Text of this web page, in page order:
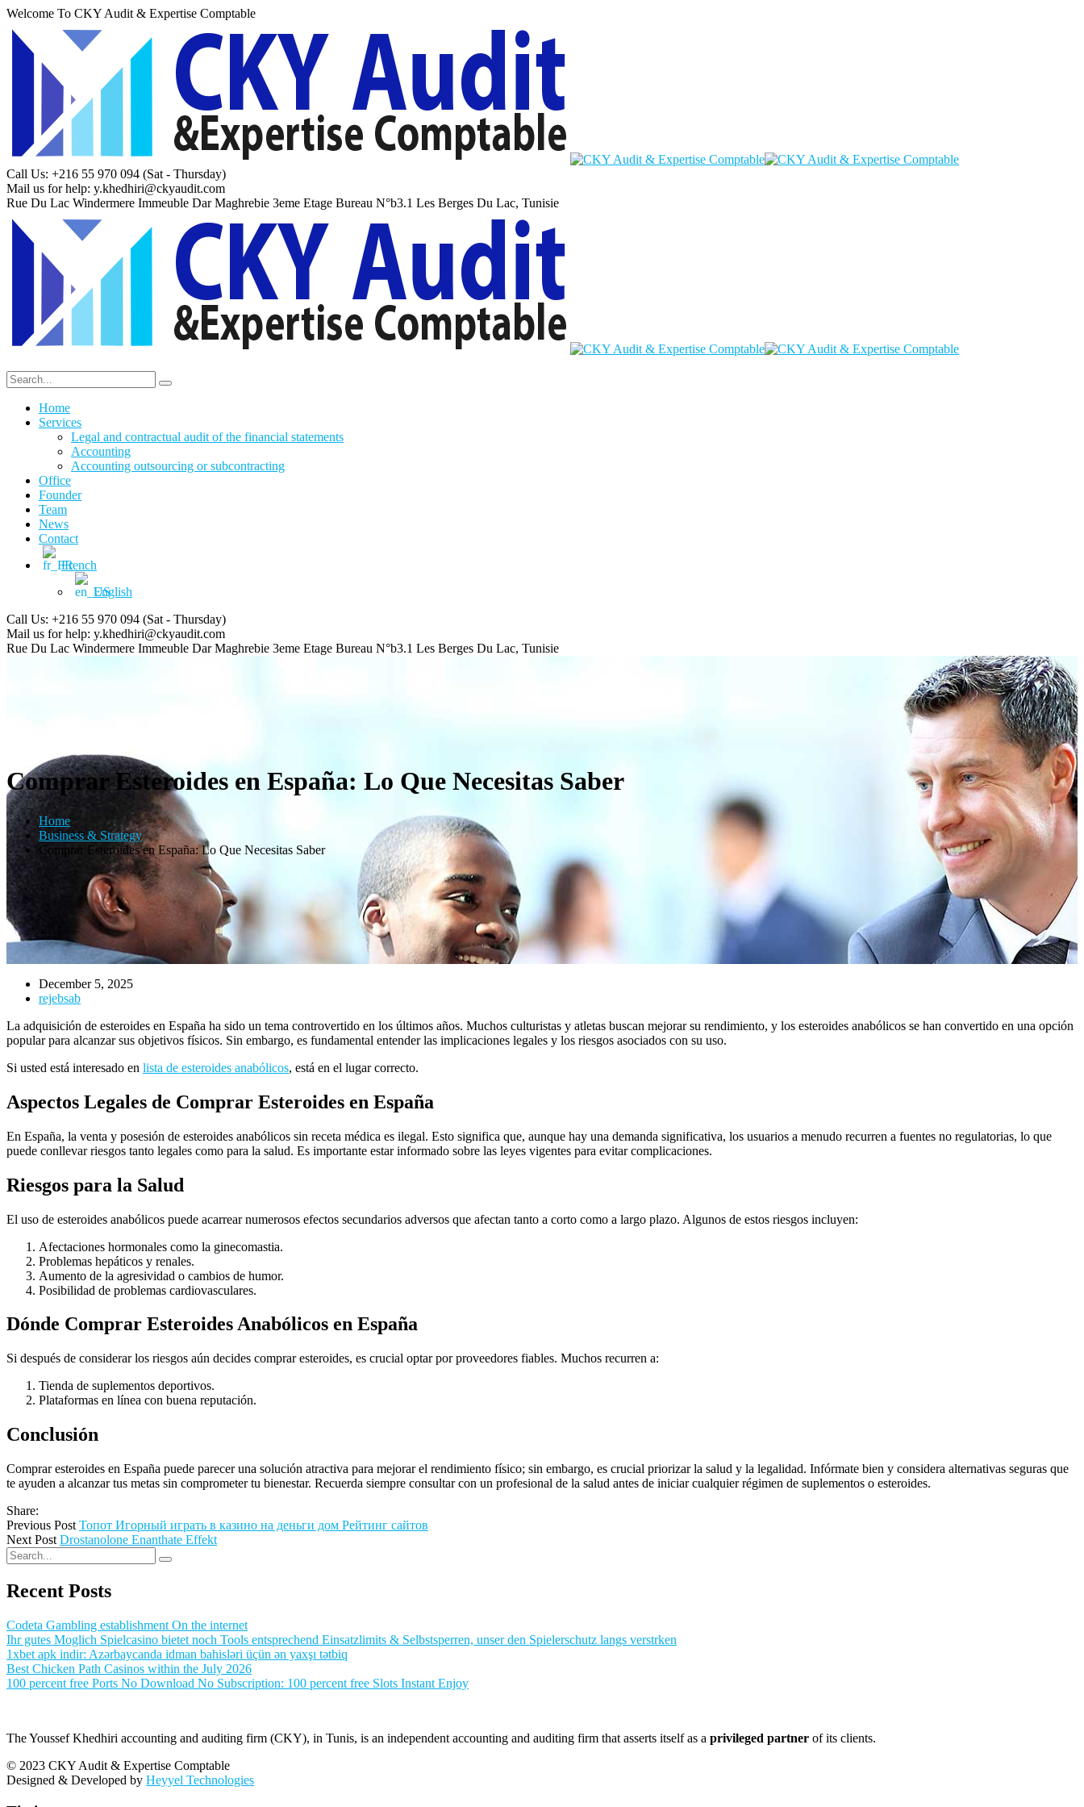
Welcome To CKY Audit & Expertise Comptable
Call Us: +216 55 970 094 (Sat - Thursday)
Mail us for help: y.khedhiri@ckyaudit.com
Rue Du Lac Windermere Immeuble Dar Maghrebie 3eme Etage Bureau N°b3.1 Les Berges Du Lac, Tunisie
Home
Services
Legal and contractual audit of the financial statements
Accounting
Accounting outsourcing or subcontracting
Office
Founder
Team
News
Contact
French
English
Call Us: +216 55 970 094 (Sat - Thursday)
Mail us for help: y.khedhiri@ckyaudit.com
Rue Du Lac Windermere Immeuble Dar Maghrebie 3eme Etage Bureau N°b3.1 Les Berges Du Lac, Tunisie
Comprar Esteroides en España: Lo Que Necesitas Saber
Home
Business & Strategy
Comprar Esteroides en España: Lo Que Necesitas Saber
December 5, 2025
rejebsab
La adquisición de esteroides en España ha sido un tema controvertido en los últimos años. Muchos culturistas y atletas buscan mejorar su rendimiento, y los esteroides anabólicos se han convertido en una opción
popular para alcanzar sus objetivos físicos. Sin embargo, es fundamental entender las implicaciones legales y los riesgos asociados con su uso.
Si usted está interesado en lista de esteroides anabólicos, está en el lugar correcto.
Aspectos Legales de Comprar Esteroides en España
En España, la venta y posesión de esteroides anabólicos sin receta médica es ilegal. Esto significa que, aunque hay una demanda significativa, los usuarios a menudo recurren a fuentes no regulatorias, lo que
puede conllevar riesgos tanto legales como para la salud. Es importante estar informado sobre las leyes vigentes para evitar complicaciones.
Riesgos para la Salud
El uso de esteroides anabólicos puede acarrear numerosos efectos secundarios adversos que afectan tanto a corto como a largo plazo. Algunos de estos riesgos incluyen:
Afectaciones hormonales como la ginecomastia.
Problemas hepáticos y renales.
Aumento de la agresividad o cambios de humor.
Posibilidad de problemas cardiovasculares.
Dónde Comprar Esteroides Anabólicos en España
Si después de considerar los riesgos aún decides comprar esteroides, es crucial optar por proveedores fiables. Muchos recurren a:
Tienda de suplementos deportivos.
Plataformas en línea con buena reputación.
Conclusión
Comprar esteroides en España puede parecer una solución atractiva para mejorar el rendimiento físico; sin embargo, es crucial priorizar la salud y la legalidad. Infórmate bien y considera alternativas seguras que
te ayuden a alcanzar tus metas sin comprometer tu bienestar. Recuerda siempre consultar con un profesional de la salud antes de iniciar cualquier régimen de suplementos o esteroides.
Share:
Previous Post Топот Игорный играть в казино на деньги дом Рейтинг сайтов
Next Post Drostanolone Enanthate Effekt
Recent Posts
Codeta Gambling establishment On the internet
Ihr gutes Moglich Spielcasino bietet noch Tools entsprechend Einsatzlimits & Selbstsperren, unser den Spielerschutz langs verstrken
1xbet apk indir: Azərbaycanda idman bahisləri üçün ən yaxşı tətbiq
Best Chicken Path Casinos within the July 2026
100 percent free Ports No Download No Subscription: 100 percent free Slots Instant Enjoy
The Youssef Khedhiri accounting and auditing firm (CKY), in Tunis, is an independent accounting and auditing firm that asserts itself as a privileged partner of its clients.
© 2023 CKY Audit & Expertise Comptable
Designed & Developed by Heyyel Technologies